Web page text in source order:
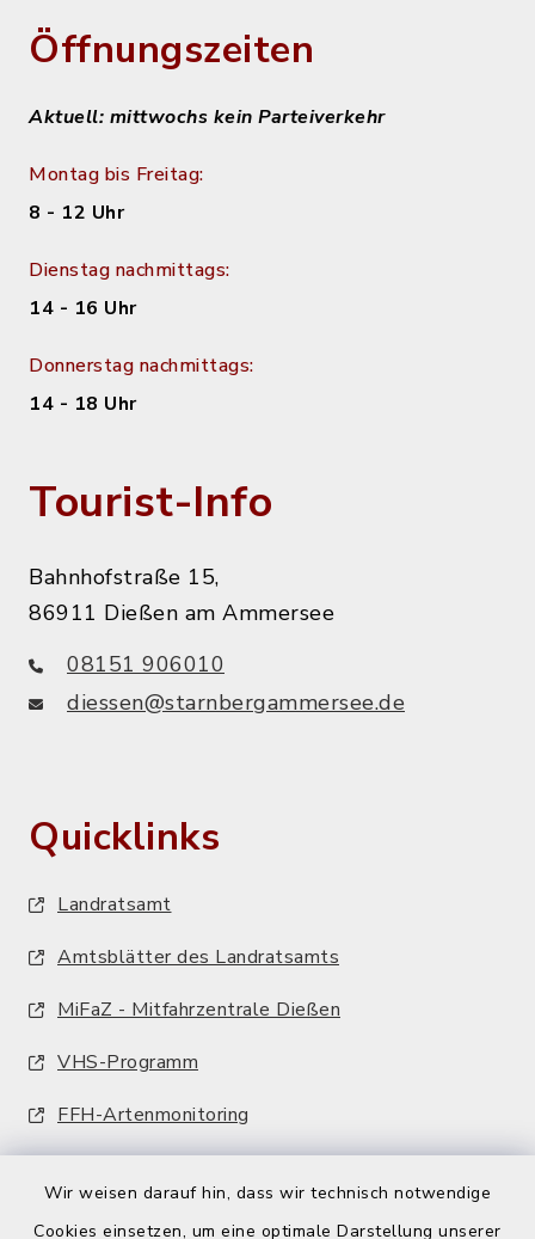
Wir weisen darauf hin, dass wir technisch notwendige
Cookies einsetzen, um eine optimale Darstellung unserer
Öffnungszeiten
Aktuell: mittwochs kein Parteiverkehr
Montag bis Freitag:
8 - 12 Uhr
Dienstag nachmittags:
14 - 16 Uhr
Donnerstag nachmittags:
14 - 18 Uhr
Tourist-Info
Bahnhofstraße 15,
86911 Dießen am Ammersee
08151 906010
diessen@starnbergammersee.de
Quicklinks
Landratsamt
Amtsblätter des Landratsamts
MiFaZ - Mitfahrzentrale Dießen
VHS-Programm
FFH-Artenmonitoring